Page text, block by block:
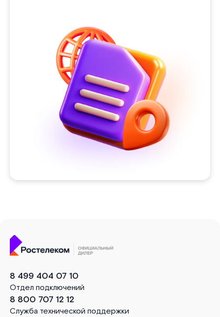
8 499 404 07 10
Отдел подключений
8 800 707 12 12
Служба технической поддержки